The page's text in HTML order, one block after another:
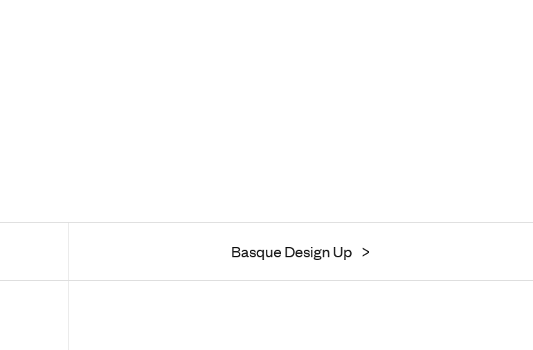
Basque Design Up >